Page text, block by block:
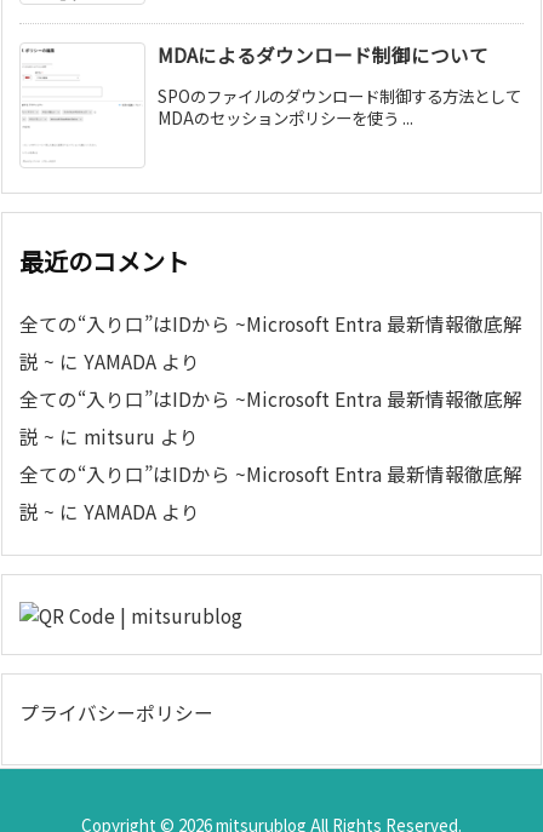
MDAによるダウンロード制御について
SPOのファイルのダウンロード制御する方法として
MDAのセッションポリシーを使う ...
最近のコメント
全ての“入り口”はIDから ~Microsoft Entra 最新情報徹底解
説 ~ に YAMADA より
全ての“入り口”はIDから ~Microsoft Entra 最新情報徹底解
説 ~ に mitsuru より
全ての“入り口”はIDから ~Microsoft Entra 最新情報徹底解
説 ~ に YAMADA より
プライバシーポリシー
Copyright © 2026mitsurublog All Rights Reserved.